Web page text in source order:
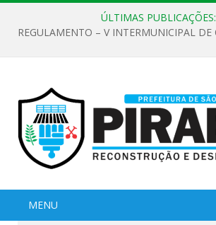
ÚLTIMAS PUBLICAÇÕES:
MENU